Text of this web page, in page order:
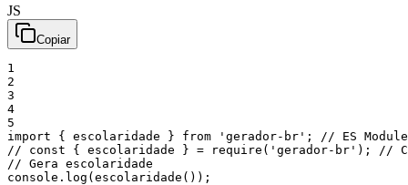
JS
Copiar
1
2
3
4
5
import
{ escolaridade } from 'gerador-br' ;
// ES Module
// const { escolaridade } = require('gerador-br'); //
// Gera escolaridade
console . log (escolaridade ( ) ) ;